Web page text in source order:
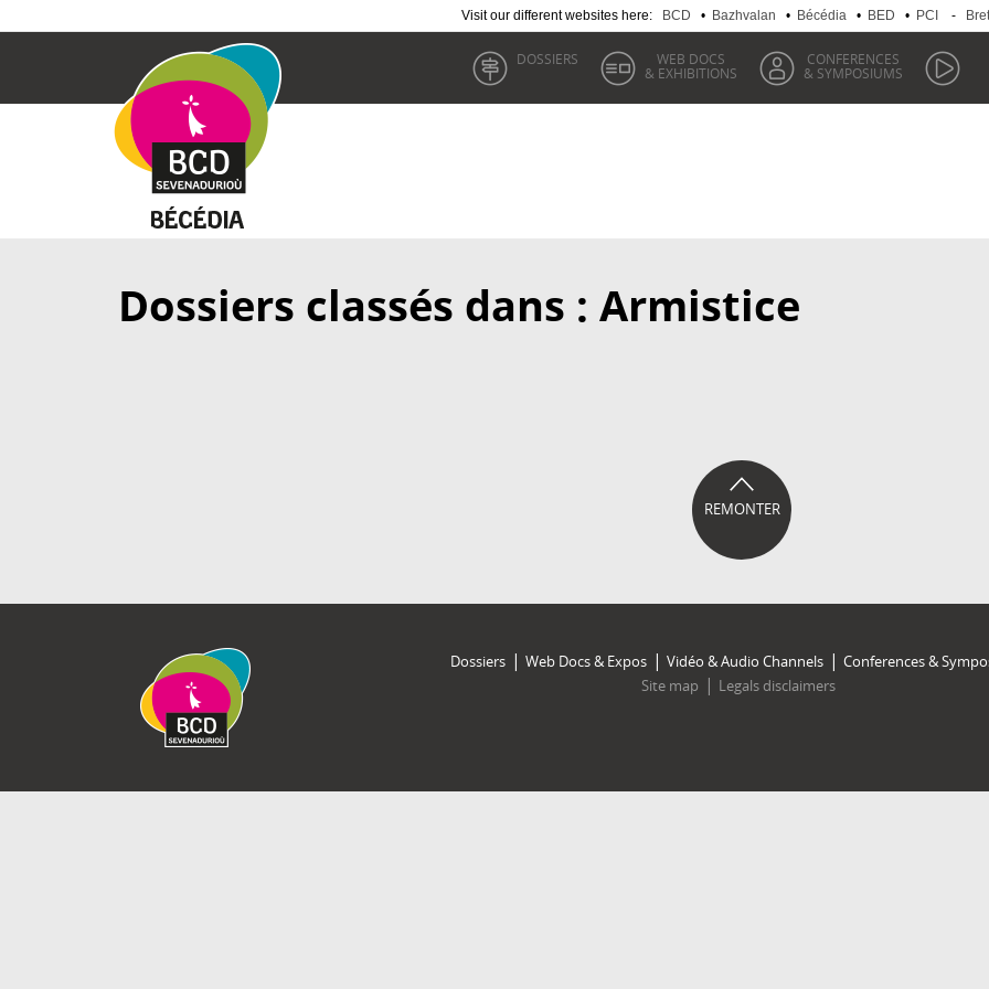
Visit our different websites here: BCD • Bazhvalan • Bécédia • BED • PCI -
DOSSIERS
WEB DOCS
& EXHIBITIONS
CONFERENCES
& SYMPOSIUMS
Dossiers classés dans : Armistice
REMONTER
Dossiers Web Docs & Expos Vidéo & Audio Channels
Conferences &
Site map
Legals disclaimers